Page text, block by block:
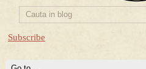
Subscribe